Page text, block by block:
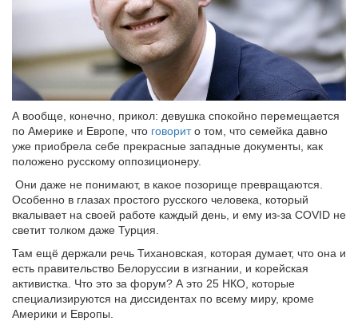
А вообще, конечно, прикол: девушка спокойно перемещается
по Америке и Европе, что говорито том, что семейка давно
уже приобрела себе прекрасные западные документы, как
положено русскому оппозиционеру.
Они даже не понимают, в какое позорище превращаются.
Особенно в глазах простого русского человека, который
вкалывает на своей работе каждый день, и ему из-за COVID не
светит толком даже Турция.
Там ещё держали речь Тихановская, которая думает, что она и
есть правительство Белоруссии в изгнании, и корейская
активистка. Что это за форум? А это 25 НКО, которые
специализируются на диссидентах по всему миру, кроме
Америки и Европы.